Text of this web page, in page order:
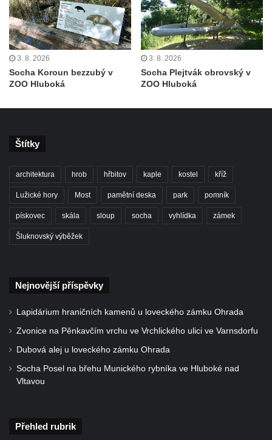
Sloup Panny Marie v Okounově
Sloup Panny Marie v Hradci Králové
Sloup Panny Marie v Turnově
Sloup s kaplicí v Železném Brodě
Sloup s kaplicí v Hořicích
Sloup Panny Marie v Kynšperku nad Ohří
Sloup Nejsvětější Trojice v Kynšperku nad
Sloup Panny Marie s Ježíškem u hřbitova v
Sloup se sochami Ukřižovaného a Bolestné
Panny Marie u hřbitova v Místě
Sloup se sochou Ukřižovaného u hřbitova v
Místě
Pilíř s Ukřižovaným a reliéfem Bolestné
3. 8. 2026
Socha Koroun bezzubý v
ZOO Hluboká
3. 8. 2026
Socha Plejtvák obrovský v
ZOO Hluboká
Štítky
architektura hrob hřbitov kaple kostel kříž
Lužické hory Most pamětní deska park pomník
pískovec skála sloup socha vyhlídka zámek
Šluknovský výběžek
Nejnovější příspěvky
Lapidárium hraničních kamenů u loveckého zámku Ohrada
Zvonice na Pěnkavčím vrchu ve Vrchlického ulici ve Varnsdorfu
Dubová alej u loveckého zámku Ohrada
Socha Posel na břehu Munického rybníka ve Hluboké nad
Vltavou
Přehled rubrik